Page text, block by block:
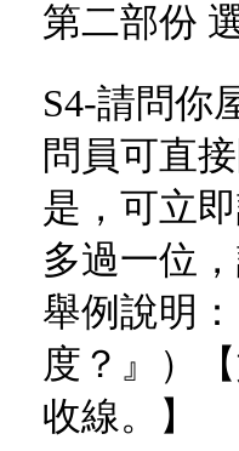
第二部份
S4-請問你
問員可直
是，可立
多過一位
舉例說明
度？』）
收線。】